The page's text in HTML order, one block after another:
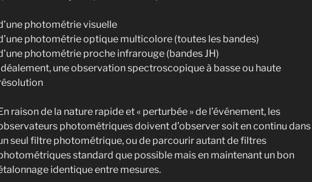
photométrie visuelle
photométrie optique multicolore (toutes les bandes)
photométrie proche infrarouge (bandes JH)
une observation spectroscopique à basse ou haute
raison de la nature rapide et « perturbée » de l’événement, les
photométriques doivent d’observer soit en continu dans
seul filtre photométrique, ou de parcourir autant de filtres
standard que possible mais en maintenant un bon
identique entre mesures.